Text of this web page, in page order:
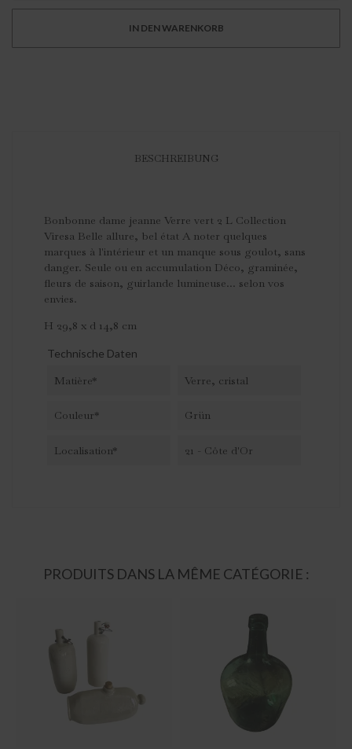
IN DEN WARENKORB
BESCHREIBUNG
Bonbonne dame jeanne Verre vert 2 L Collection
Viresa Belle allure, bel état A noter quelques
marques à l'intérieur et un manque sous goulot, sans
danger. Seule ou en accumulation Déco, graminée,
fleurs de saison, guirlande lumineuse... selon vos
envies.
H 29,8 x d 14,8 cm
Technische Daten
Matière* Verre, cristal
Couleur* Grün
Localisation* 21 - Côte d'Or
PRODUITS DANS LA MÊME CATÉGORIE :